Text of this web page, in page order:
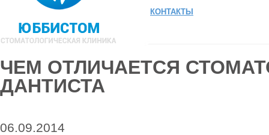
КОНТАКТЫ
ЧЕМ ОТЛИЧАЕТСЯ
ДАНТИСТА
06.09.2014